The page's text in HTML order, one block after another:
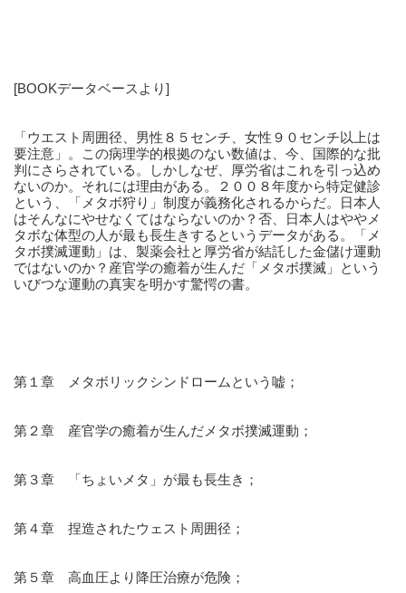
[BOOKデータベースより]
「ウエスト周囲径、男性８５センチ、女性９０センチ以上は
要注意」。この病理学的根拠のない数値は、今、国際的な批
判にさらされている。しかしなぜ、厚労省はこれを引っ込め
ないのか。それには理由がある。２００８年度から特定健診
という、「メタボ狩り」制度が義務化されるからだ。日本人
はそんなにやせなくてはならないのか？否、日本人はややメ
タボな体型の人が最も長生きするというデータがある。「メ
タボ撲滅運動」は、製薬会社と厚労省が結託した金儲け運動
ではないのか？産官学の癒着が生んだ「メタボ撲滅」という
いびつな運動の真実を明かす驚愕の書。
第１章　メタボリックシンドロームという嘘；
第２章　産官学の癒着が生んだメタボ撲滅運動；
第３章　「ちょいメタ」が最も長生き；
第４章　捏造されたウェスト周囲径；
第５章　高血圧より降圧治療が危険；